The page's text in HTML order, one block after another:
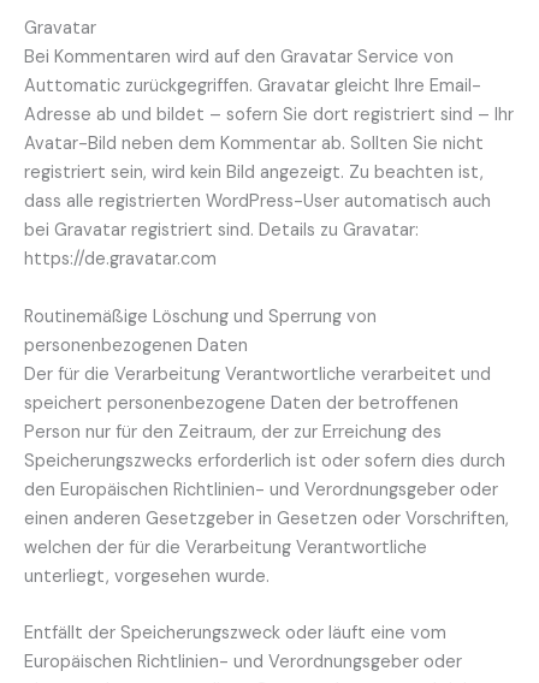
Gravatar
Bei Kommentaren wird auf den Gravatar Service von
Auttomatic zurückgegriffen. Gravatar gleicht Ihre Email-
Adresse ab und bildet – sofern Sie dort registriert sind – Ihr
Avatar-Bild neben dem Kommentar ab. Sollten Sie nicht
registriert sein, wird kein Bild angezeigt. Zu beachten ist,
dass alle registrierten WordPress-User automatisch auch
bei Gravatar registriert sind. Details zu Gravatar:
https://de.gravatar.com
Routinemäßige Löschung und Sperrung von
personenbezogenen Daten
Der für die Verarbeitung Verantwortliche verarbeitet und
speichert personenbezogene Daten der betroffenen
Person nur für den Zeitraum, der zur Erreichung des
Speicherungszwecks erforderlich ist oder sofern dies durch
den Europäischen Richtlinien- und Verordnungsgeber oder
einen anderen Gesetzgeber in Gesetzen oder Vorschriften,
welchen der für die Verarbeitung Verantwortliche
unterliegt, vorgesehen wurde.
Entfällt der Speicherungszweck oder läuft eine vom
Europäischen Richtlinien- und Verordnungsgeber oder